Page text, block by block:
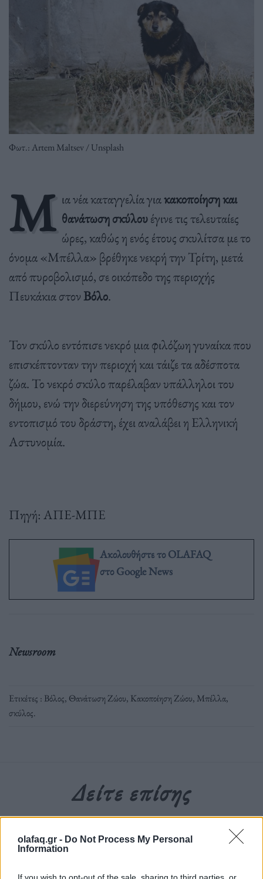
olafaq.gr - Do Not Process My Personal
Information
If you wish to opt-out of the sale, sharing to third parties, or
Φωτ.: Artem Maltsev / Unsplash
Μ ια νέα καταγγελία γιακακοποίηση και
θανάτωση σκύλουέγινε τις τελευταίες
ώρες, καθώς η ενός έτους σκυλίτσα με το
όνομα «Μπέλλα» βρέθηκε νεκρή την Τρίτη, μετά
από πυροβολισμό, σε οικόπεδο της περιοχής
Πευκάκια στονΒόλο.
Τον σκύλο εντόπισε νεκρό μια φιλόζωη γυναίκα που
επισκέπτονταν την περιοχή και τάιζε τα αδέσποτα
ζώα. Το νεκρό σκύλο παρέλαβαν υπάλληλοι του
δήμου, ενώ την διερεύνηση της υπόθεσης και τον
εντοπισμό του δράστη, έχει αναλάβει η Ελληνική
Αστυνομία.
Πηγή: ΑΠΕ-ΜΠΕ
Ακολουθήστε το OLAFAQ
στο Google News
Newsroom
Ετικέτες : Βόλος, Θανάτωση Ζώου, Κακοποίηση Ζώου, Μπέλλα,
σκύλος.
Δείτε επίσης